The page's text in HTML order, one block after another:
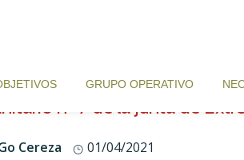
GRUPO OPERATIVO
nº 7 de la Junta de
Cereza 01/04/2021